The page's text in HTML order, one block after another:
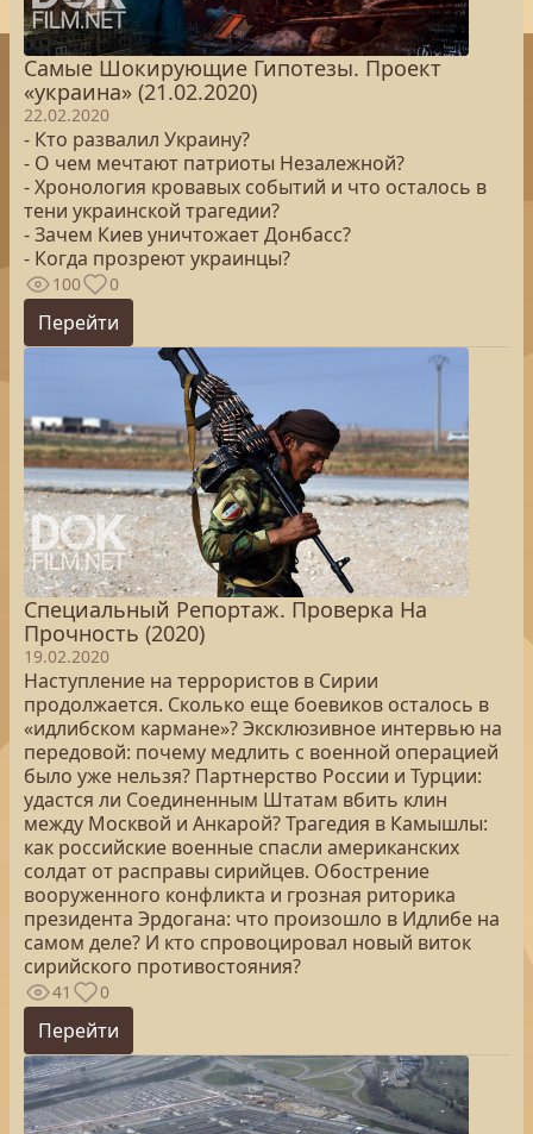
Самые Шокирующие Гипотезы. Проект
«украина» (21.02.2020)
22.02.2020
- Кто развалил Украину?
- О чем мечтают патриоты Незалежной?
- Хронология кровавых событий и что осталось в
тени украинской трагедии?
- Зачем Киев уничтожает Донбасс?
- Когда прозреют украинцы?
100 0
Перейти
Специальный Репортаж. Проверка На
Прочность (2020)
19.02.2020
Наступление на террористов в Сирии
продолжается. Сколько еще боевиков осталось в
«идлибском кармане»? Эксклюзивное интервью на
передовой: почему медлить с военной операцией
было уже нельзя? Партнерство России и Турции:
удастся ли Соединенным Штатам вбить клин
между Москвой и Анкарой? Трагедия в Камышлы:
как российские военные спасли американских
солдат от расправы сирийцев. Обострение
вооруженного конфликта и грозная риторика
президента Эрдогана: что произошло в Идлибе на
самом деле? И кто спровоцировал новый виток
сирийского противостояния?
41 0
Перейти